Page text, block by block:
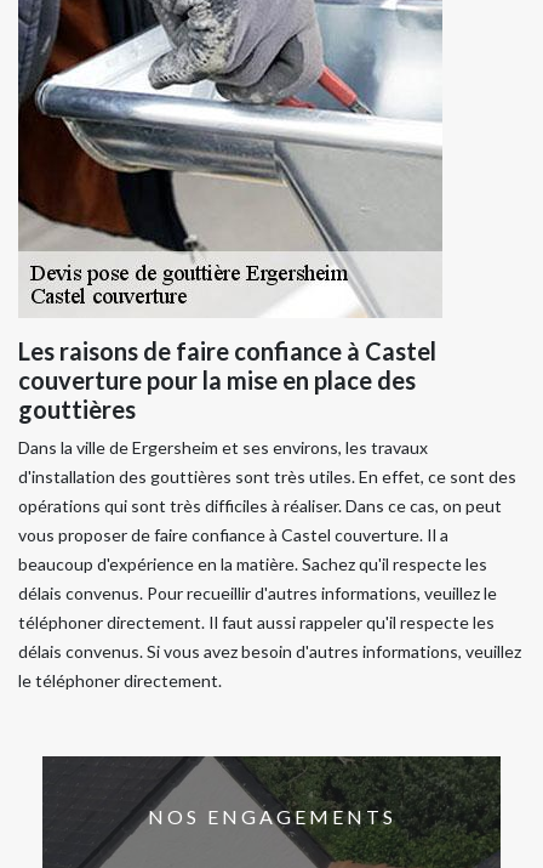
Les raisons de faire confiance à Castel
couverture pour la mise en place des
gouttières
Dans la ville de Ergersheim et ses environs, les travaux
d'installation des gouttières sont très utiles. En effet, ce sont des
opérations qui sont très difficiles à réaliser. Dans ce cas, on peut
vous proposer de faire confiance à Castel couverture. Il a
beaucoup d'expérience en la matière. Sachez qu'il respecte les
délais convenus. Pour recueillir d'autres informations, veuillez le
téléphoner directement. Il faut aussi rappeler qu'il respecte les
délais convenus. Si vous avez besoin d'autres informations, veuillez
le téléphoner directement.
NOS ENGAGEMENTS